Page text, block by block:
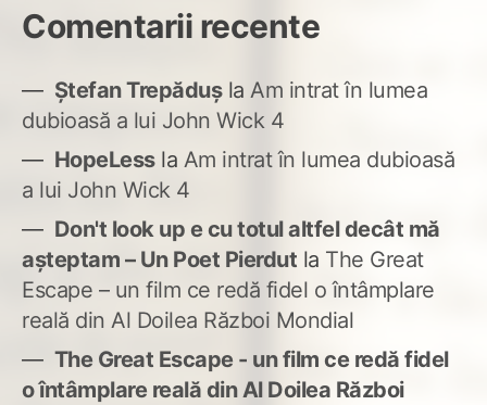
Comentarii recente
Ștefan Trepădușla Am intrat în lumea
dubioasă a lui John Wick 4
HopeLessla Am intrat în lumea dubioasă
a lui John Wick 4
Don't look up e cu totul altfel decât mă
așteptam – Un Poet Pierdut la The Great
Escape – un film ce redă fidel o întâmplare
reală din Al Doilea Război Mondial
The Great Escape - un film ce redă fidel
o întâmplare reală din Al Doilea Război